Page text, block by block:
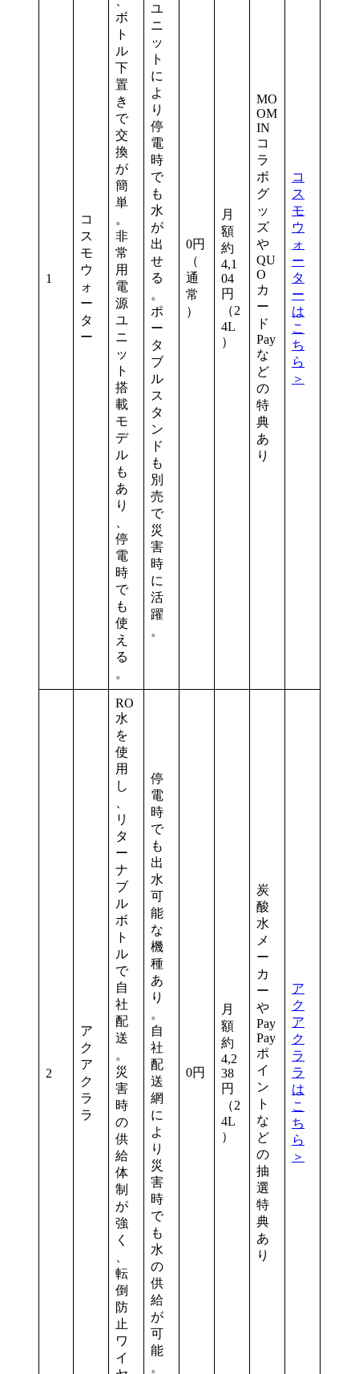
1
コ
ス
モ
ウ
ォ
ー
タ
ー
ボ
ト
ル
下
置
き
で
交
換
が
簡
単
。
非
常
用
電
源
ユ
ニ
ッ
ト
搭
載
モ
デ
ル
も
あ
り
停
電
時
で
も
使
え
る
。
ユ
ニ
ッ
ト
に
よ
り
停
電
時
で
も
水
が
出
せ
る
。
ポ
ー
タ
ブ
ル
ス
タ
ン
ド
も
別
売
で
災
害
時
に
活
躍
。
0円
（
通
常
）
月
額
約
4,1
04
円
（2
4L
）
MO
OM
IN
コ
ラ
ボ
グ
ッ
ズ
や
QU
O
カ
ー
ド
Pay
な
ど
の
特
典
あ
り
コ
ス
モ
ウ
ォ
ー
タ
ー
は
こ
ち
ら
＞
2
ア
ク
ア
ク
ラ
ラ
RO
水
を
使
用
し
リ
タ
ー
ナ
ブ
ル
ボ
ト
ル
で
自
社
配
送
。
災
害
時
の
供
給
体
制
が
強
く
転
倒
防
止
ワ
イ
停
電
時
で
も
出
水
可
能
な
機
種
あ
り
。
自
社
配
送
網
に
よ
り
災
害
時
で
も
水
の
供
給
が
可
能
。
0円
月
額
約
4,2
38
円
（2
4L
）
炭
酸
水
メ
ー
カ
ー
や
Pay
Pay
ポ
イ
ン
ト
な
ど
の
抽
選
特
典
あ
り
ア
ク
ア
ク
ラ
ラ
は
こ
ち
ら
＞